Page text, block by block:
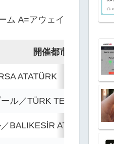
A=アウェイ
開催都市/スタジアム
ATATÜRK
ル／TÜRK TELEKOM
BALIKESİR ATATÜRK